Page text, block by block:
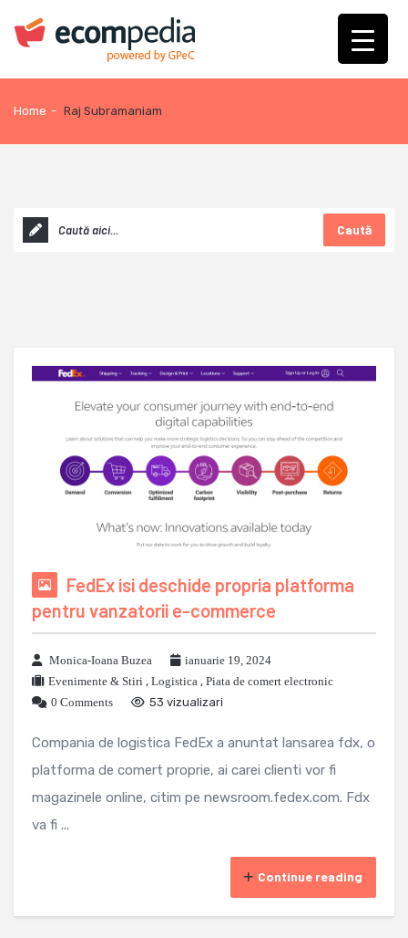
Home - Raj Subramaniam
Caută
FedEx isi deschide propria platforma
pentru vanzatorii e-commerce
Monica-Ioana Buzea
ianuarie 19, 2024
Evenimente & Stiri , Logistica , Piata de comert electronic
0 Comments
53 vizualizari
Compania de logistica FedEx a anuntat lansarea fdx, o
platforma de comert proprie, ai carei clienti vor fi
magazinele online, citim pe newsroom.fedex.com. Fdx
va fi ...
Continue reading